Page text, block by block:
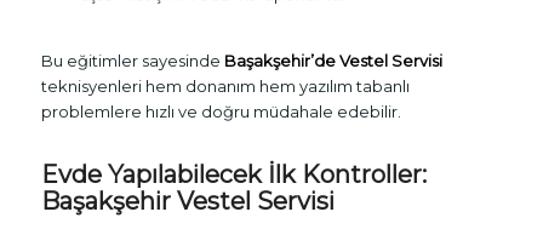
Bu eğitimler sayesinde Başakşehir’de Vestel Servisi
teknisyenleri hem donanım hem yazılım tabanlı
problemlere hızlı ve doğru müdahale edebilir.
Evde Yapılabilecek İlk Kontroller:
Başakşehir Vestel Servisi